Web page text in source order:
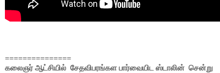
===============
கலைஞர் ஆட்சியில் சேதவிபரங்கள பார்வையிட ஸ்டாலின் சென்று